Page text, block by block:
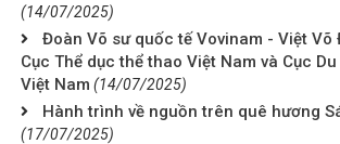
(14/07/2025)
Đoàn Võ sư quốc tế Vovinam - Việt Võ
Cục Thể dục thể thao Việt Nam và Cục
Việt Nam (14/07/2025)
Hành trình về nguồn trên quê hương
(17/07/2025)